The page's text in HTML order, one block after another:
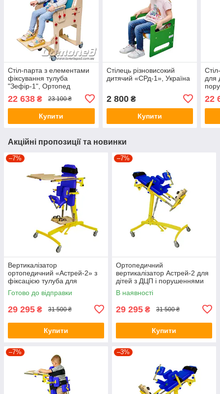
Стіл-парта з елементами
фіксування тулуба
"Зефір-1", Ортопед
22 638 ₴ 23 100 ₴
Купити
Стілець різновисокий
дитячий «СРд-1», Україна
2 800₴
Купити
для
22
Акційні пропозиції та новинки
–7%
Вертикалізатор
ортопедичний «Астрей-2» з
фіксацією тулуба для
реабілітації дітей
Готово до відправки
29 295 ₴ 31 500 ₴
Купити
–7%
Ортопедичний
вертикалізатор Астрей-2 для
дітей з ДЦП і порушеннями
ОРА, Ортопед, Україна
В наявності
29 295 ₴ 31 500 ₴
Купити
–7% –3%